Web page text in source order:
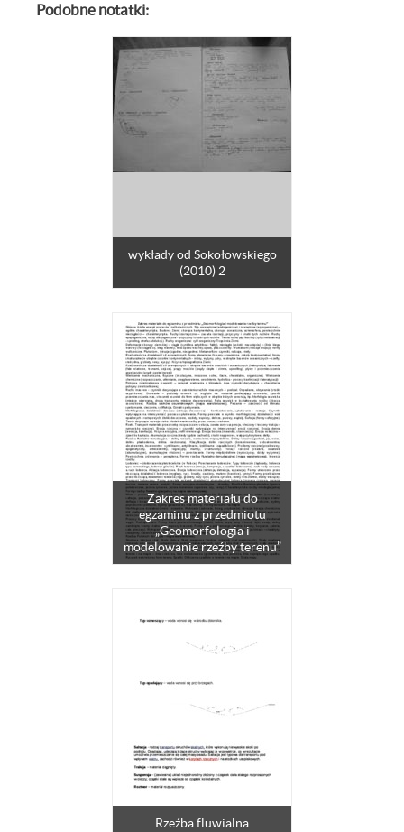
Podobne notatki:
wykłady od Sokołowskiego
(2010) 2
Zakres materiału do
egzaminu z przedmiotu
„Geomorfologia i
modelowanie rzeźby terenu”
Rzeźba fluwialna